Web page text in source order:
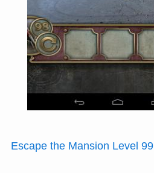
Escape the Mansion Level 99